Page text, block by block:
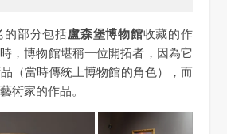
的部分包括盧森堡博物館收藏的作
，博物館堪稱一位開拓者，因為它
（當時傳統上博物館的角色），而
術家的作品。